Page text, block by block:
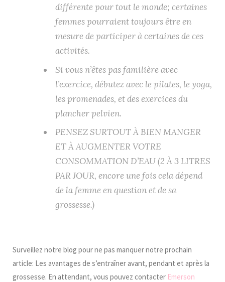
différente pour tout le monde; certaines
femmes pourraient toujours être en
mesure de participer à certaines de ces
activités.
Si vous n’êtes pas familière avec
l’exercice, débutez avec le pilates, le yoga,
les promenades, et des exercices du
plancher pelvien.
PENSEZ SURTOUT À BIEN MANGER
ET À AUGMENTER VOTRE
CONSOMMATION D’EAU(2 À 3 LITRES
PAR JOUR, encore une fois cela dépend
de la femme en question et de sa
grossesse.)
Surveillez notre blog pour ne pas manquer notre prochain
article: Les avantages de s’entraîner avant, pendant et après la
grossesse. En attendant, vous pouvez contacter Emerson